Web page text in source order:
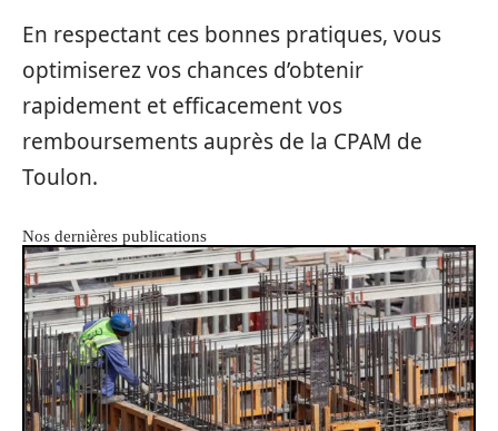
En respectant ces bonnes pratiques, vous
optimiserez vos chances d’obtenir
rapidement et efficacement vos
remboursements auprès de la CPAM de
Toulon.
Nos dernières publications